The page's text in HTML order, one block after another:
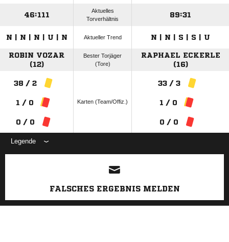
46:111
Aktuelles
Torverhältnis
89:31
N | N | N | U | N Aktueller Trend N | N | S | S | U
ROBIN VOZAR
(12)
Bester Torjäger
(Tore)
RAPHAEL ECKERLE
(16)
38 / 2
1 / 0
0 / 0
Karten (Team/Offiz.)
33 / 3
1 / 0
0 / 0
Legende
ANZEIGE
FALSCHES ERGEBNIS MELDEN